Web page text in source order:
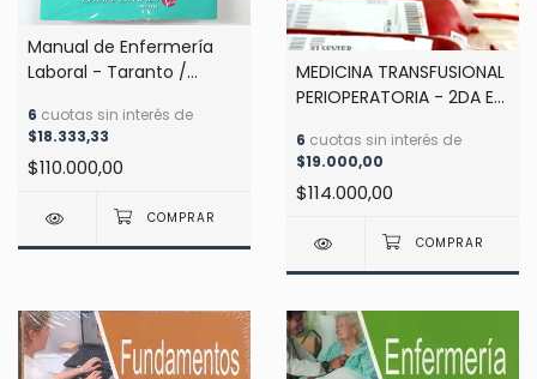
Manual de Enfermería
Laboral - Taranto /
6 cuotas sin interés de
$18.333,33
$110.000,00
MEDICINA TRANSFUSIONAL
PERIOPERATORIA - 2DA ED
6 cuotas sin interés de
$19.000,00
$114.000,00